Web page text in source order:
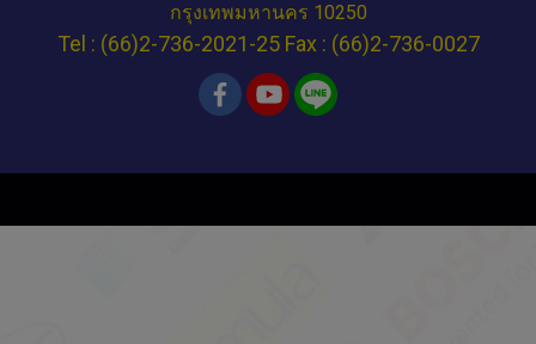
กรุงเทพมหานคร 10250
Tel : (66)2-736-2021-25 Fax : (66)2-736-0027